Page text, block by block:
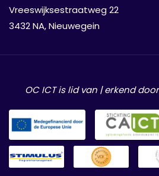
Vreeswijksestraatweg 22
3432 NA, Nieuwegein
OC ICT is lid van | erkend